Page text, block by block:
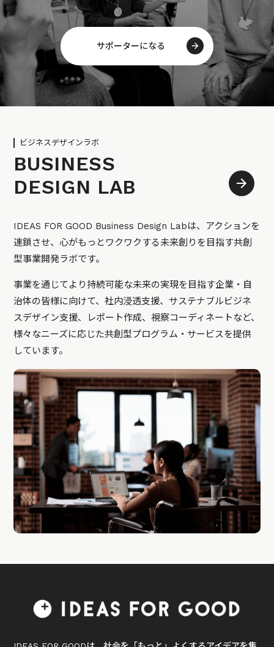
サポーターになる
ビジネスデザインラボ
BUSINESS
DESIGN LAB
IDEAS FOR GOOD Business Design Labは、アクションを
連鎖させ、心がもっとワクワクする未来創りを目指す共創
型事業開発ラボです。
事業を通じてより持続可能な未来の実現を目指す企業・自
治体の皆様に向けて、社内浸透支援、サステナブルビジネ
スデザイン支援、レポート作成、視察コーディネートなど、
様々なニーズに応じた共創型プログラム・サービスを提供
しています。